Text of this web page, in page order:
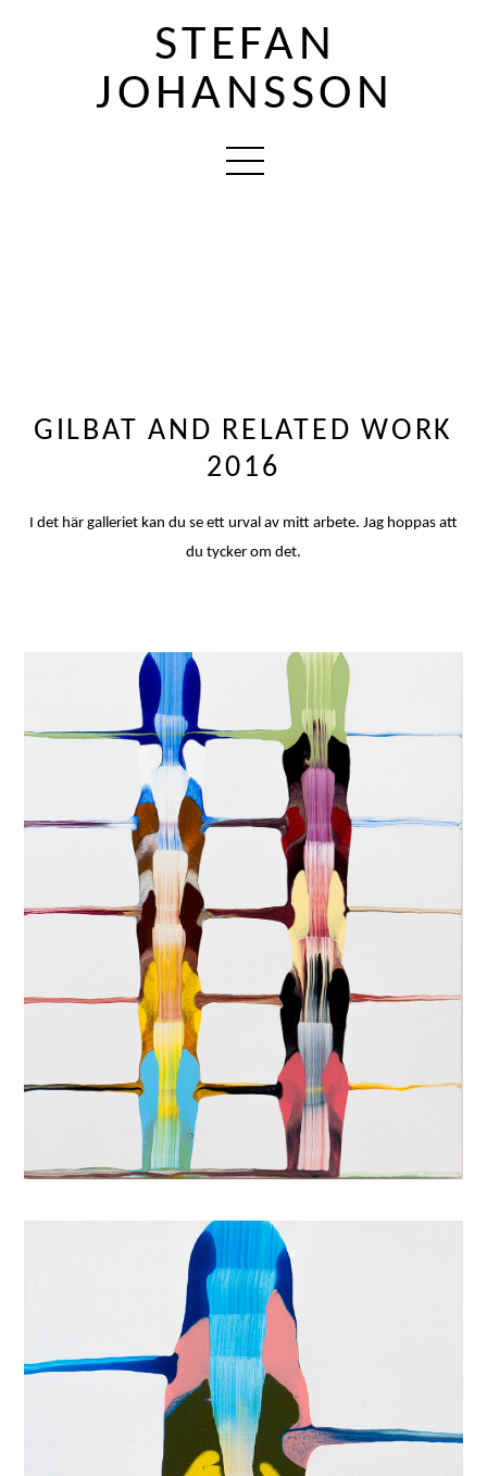
STEFAN
JOHANSSON
GILBAT AND RELATED WORK
2016
I det här galleriet kan du se ett urval av mitt arbete. Jag hoppas att
du tycker om det.